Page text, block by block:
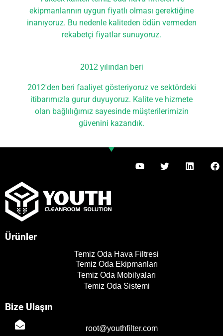
ekipmanlarının uygun fiyatlı olması gerektiğine
inanıyoruz. Bu nedenle kaliteden ödün vermeden
rekabetçi fiyatlar sunuyoruz.
2012 yılından beri
2012'den beri faaliyet gösteriyoruz ve sektördeki
itibarımızla gurur duyuyoruz. Kalite ve hizmete
olan bağlılığımız sayesinde müşterilerimizin
güvenini kazandık.
Y
o
T
w
L
i
F
a
Ürünler
Temiz Oda Hava Filtresi
Temiz Oda Ekipmanları
Temiz Oda Mobilyaları
Temiz Oda Sistemi
Bize Ulaşın
root@youthfilter.com